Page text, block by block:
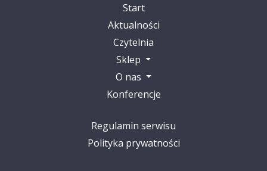
Start
Aktualności
Czytelnia
Sklep
O nas
Konferencje
Regulamin serwisu
Polityka prywatności